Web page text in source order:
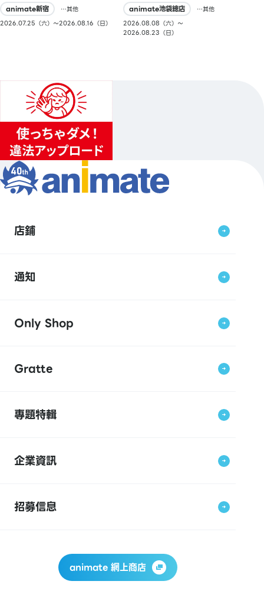
animate新宿
…其他
2026.07.25（六）〜2026.08.16（日）
animate池袋總店
…其他
2026.08.08（六）〜
2026.08.23（日）
店鋪
通知
Only Shop
Gratte
專題特輯
企業資訊
招募信息
animate 網上商店